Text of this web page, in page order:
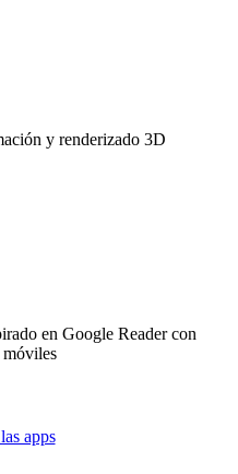
y renderizado 3D
en Google Reader con
móviles
apps